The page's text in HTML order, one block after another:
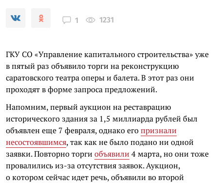
1 1231
ГКУ СО «Управление капитального строительства» уже
в пятый раз объявило торги на реконструкцию
саратовского театра оперы и балета. В этот раз они
проходят в форме запроса предложений.
Напомним, первый аукцион на реставрацию
исторического здания за 1,5 миллиарда рублей был
объявлен еще 7 февраля, однако егопризнали
несостоявшимся, так как не было подано ни одной
заявки. Повторно торги объявили 4 марта, но они тоже
провалились из-за отсутствия заявок. Аукцион,
о котором сейчас идет речь, объявили во второй